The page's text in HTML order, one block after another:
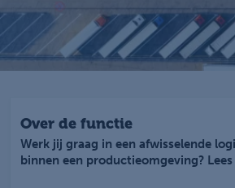
Over de functie
Werk jij graag in een afwisselende
binnen een productieomgeving?